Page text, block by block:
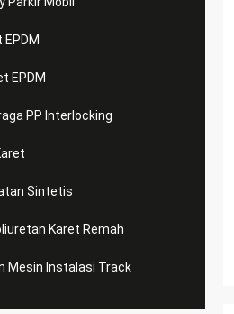
EPDM
EPDM
PP Interlocking
Sintetis
Karet Remah
Mesin Instalasi Track